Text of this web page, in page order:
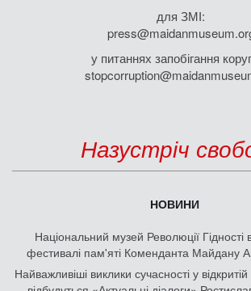
для ЗМІ:
у питаннях запобігання
Назустріч
НОВИНИ
Національний музей Революції Гідності
фестивалі пам'яті Коменданта Майдану
Найважливіші виклики сучасності у